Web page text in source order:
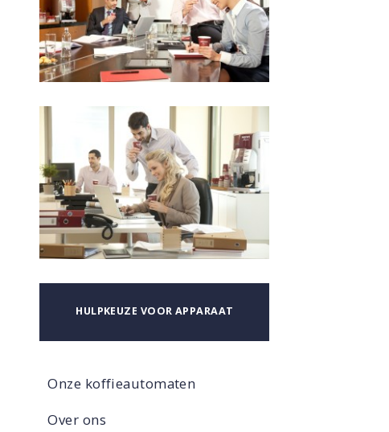
HULPKEUZE VOOR APPARAAT
Onze koffieautomaten
Over ons